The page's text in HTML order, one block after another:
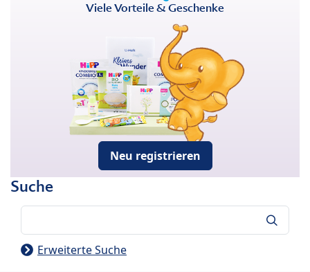
Viele Vorteile & Geschenke
Neu registrieren
Suche
Erweiterte Suche